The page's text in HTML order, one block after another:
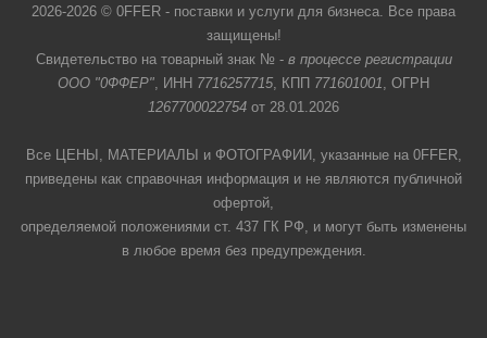
2026-2026 © 0FFER - поставки и услуги для бизнеса. Все права
защищены!
Свидетельство на товарный знак № - в процессе регистрации
ООО "0ФФЕР", ИНН 7716257715, КПП 771601001, ОГРН
1267700022754 от 28.01.2026
Все ЦЕНЫ, МАТЕРИАЛЫ и ФОТОГРАФИИ, указанные на 0FFER,
приведены как справочная информация и не являются публичной
офертой,
определяемой положениями ст. 437 ГК РФ, и могут быть изменены
в любое время без предупреждения.